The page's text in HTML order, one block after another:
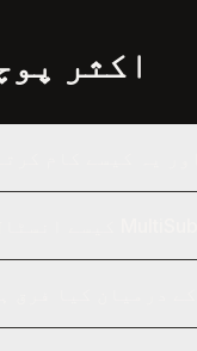
اکثر